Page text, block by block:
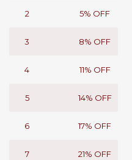
2 5% OFF
3 8% OFF
4 11% OFF
5 14% OFF
6 17% OFF
7 21% OFF